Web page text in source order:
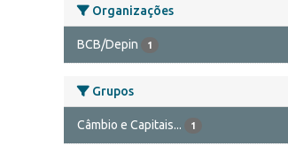
Organizações
BCB/Depin 1
Grupos
Câmbio e Capitais... 1